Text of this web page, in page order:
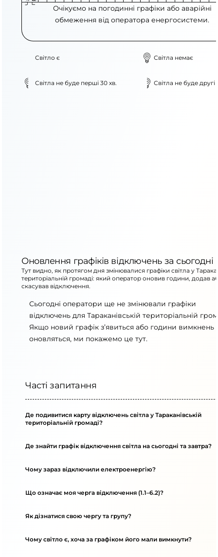
Очікуємо на погодинні графіки або аварійні
обмеження від оператора енергосистеми.
Світло є Світла немає
Світла не буде перші 30 хв. Світла не буде другі
Оновлення графіків відключень за сьогодні
Тут видно, як протягом дня змінювалися графіки світла у
територіальній громаді: який оператор оновив години, додав
скасував відключення.
Сьогодні оператори ще не змінювали графіки
відключень для Тараканівській територіальній
Якщо новий графік з’явиться або години вимкнень
оновляться, ми покажемо це тут.
Часті запитання
Де подивитися карту відключень світла у Тараканівській
територіальній громаді?
Де знайти графік відключення світла на сьогодні та завтра?
Чому зараз відключили електроенергію?
Що означає моя черга відключення (1.1–6.2)?
Як дізнатися свою чергу та групу?
Чому світло є, хоча за графіком його мали вимкнути?